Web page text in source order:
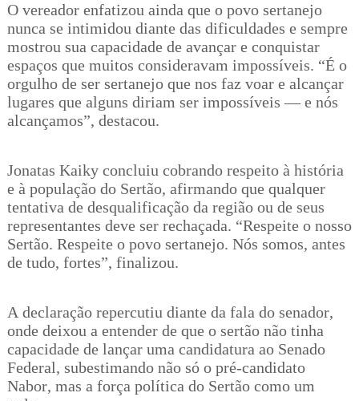
O vereador enfatizou ainda que o povo sertanejo
nunca se intimidou diante das dificuldades e sempre
mostrou sua capacidade de avançar e conquistar
espaços que muitos consideravam impossíveis. “É o
orgulho de ser sertanejo que nos faz voar e alcançar
lugares que alguns diriam ser impossíveis — e nós
alcançamos”, destacou.
Jonatas Kaiky concluiu cobrando respeito à história
e à população do Sertão, afirmando que qualquer
tentativa de desqualificação da região ou de seus
representantes deve ser rechaçada. “Respeite o nosso
Sertão. Respeite o povo sertanejo. Nós somos, antes
de tudo, fortes”, finalizou.
A declaração repercutiu diante da fala do senador,
onde deixou a entender de que o sertão não tinha
capacidade de lançar uma candidatura ao Senado
Federal, subestimando não só o pré-candidato
Nabor, mas a força política do Sertão como um